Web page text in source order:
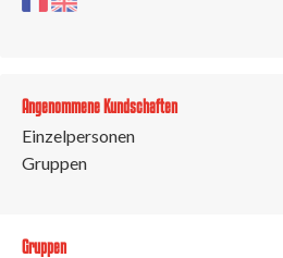
Angenommene Kundschaften
Einzelpersonen
Gruppen
Gruppen